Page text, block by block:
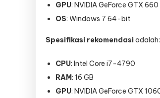
GPU: NVIDIA GeForce GTX 660
OS: Windows 7 64-bit
Spesifikasi rekomendasiadalah:
CPU: Intel Core i7-4790
RAM: 16 GB
GPU: NVIDIA GeForce GTX